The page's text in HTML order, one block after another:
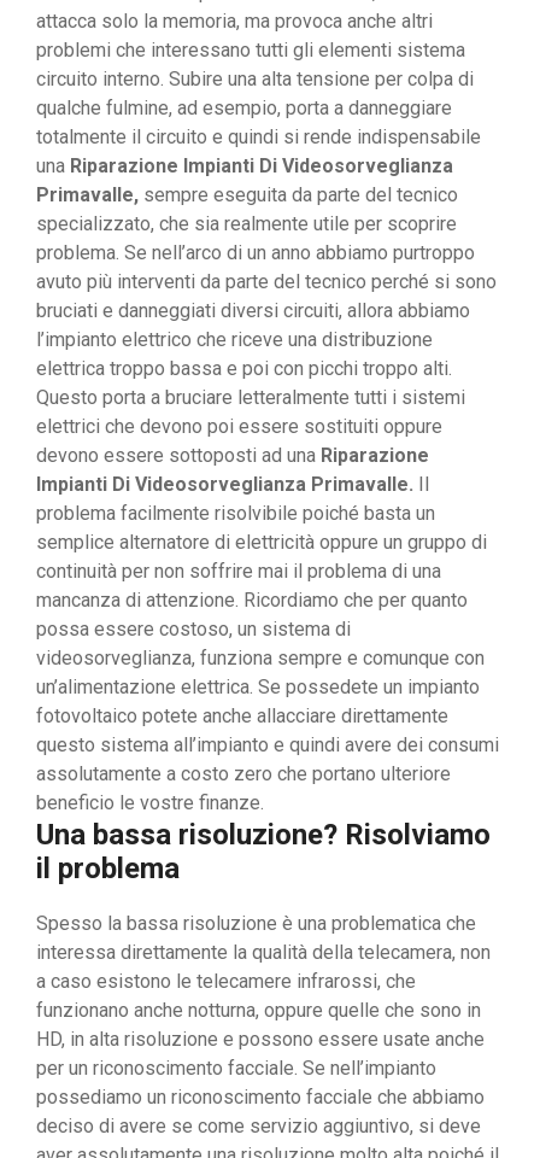
attacca solo la memoria, ma provoca anche altri
problemi che interessano tutti gli elementi sistema
circuito interno. Subire una alta tensione per colpa di
qualche fulmine, ad esempio, porta a danneggiare
totalmente il circuito e quindi si rende indispensabile
una Riparazione Impianti Di Videosorveglianza
Primavalle, sempre eseguita da parte del tecnico
specializzato, che sia realmente utile per scoprire
problema. Se nell’arco di un anno abbiamo purtroppo
avuto più interventi da parte del tecnico perché si sono
bruciati e danneggiati diversi circuiti, allora abbiamo
l’impianto elettrico che riceve una distribuzione
elettrica troppo bassa e poi con picchi troppo alti.
Questo porta a bruciare letteralmente tutti i sistemi
elettrici che devono poi essere sostituiti oppure
devono essere sottoposti ad una Riparazione
Impianti Di Videosorveglianza Primavalle. Il
problema facilmente risolvibile poiché basta un
semplice alternatore di elettricità oppure un gruppo di
continuità per non soffrire mai il problema di una
mancanza di attenzione. Ricordiamo che per quanto
possa essere costoso, un sistema di
videosorveglianza, funziona sempre e comunque con
un’alimentazione elettrica. Se possedete un impianto
fotovoltaico potete anche allacciare direttamente
questo sistema all’impianto e quindi avere dei consumi
assolutamente a costo zero che portano ulteriore
beneficio le vostre finanze.
Una bassa risoluzione? Risolviamo
il problema
Spesso la bassa risoluzione è una problematica che
interessa direttamente la qualità della telecamera, non
a caso esistono le telecamere infrarossi, che
funzionano anche notturna, oppure quelle che sono in
HD, in alta risoluzione e possono essere usate anche
per un riconoscimento facciale. Se nell’impianto
possediamo un riconoscimento facciale che abbiamo
deciso di avere se come servizio aggiuntivo, si deve